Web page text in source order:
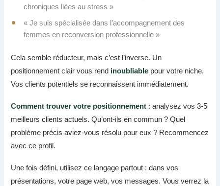
chroniques liées au stress »
« Je suis spécialisée dans l’accompagnement des
femmes en reconversion professionnelle »
Cela semble réducteur, mais c’est l’inverse. Un
positionnement clair vous rend inoubliable pour votre niche.
Vos clients potentiels se reconnaissent immédiatement.
Comment trouver votre positionnement : analysez vos 3-5
meilleurs clients actuels. Qu’ont-ils en commun ? Quel
problème précis aviez-vous résolu pour eux ? Recommencez
avec ce profil.
Une fois défini, utilisez ce langage partout : dans vos
présentations, votre page web, vos messages. Vous verrez la